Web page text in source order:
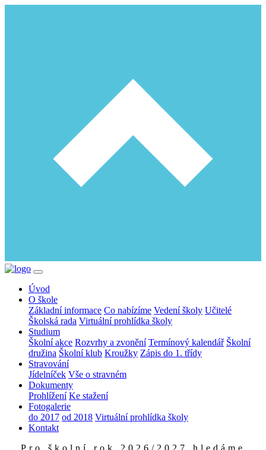
Úvod
O škole
Základní informace Co nabízíme Vedení školy Učitelé
Školská rada Virtuální prohlídka školy
Studium
Školní akce Rozvrhy a zvonění Termínový kalendář Školní
družina Školní klub Kroužky Zápis do 1. třídy
Stravování
Jídelníček Vše o stravném
Dokumenty
Prohlížení Ke stažení
Fotogalerie
do 2017 od 2018 Virtuální prohlídka školy
Kontakt
Pro školní rok 2026/2027 hledáme